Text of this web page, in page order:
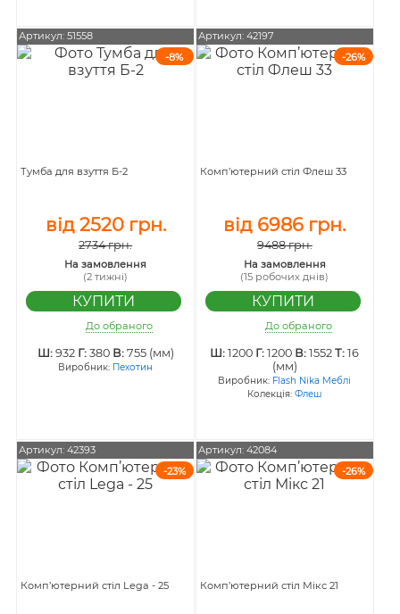
Артикул: 51558
-8%
Тумба для взуття Б-2
від 2520 грн.
2734 грн.
На замовлення
(2 тижні)
До обраного
Ш: 932Г: 380В: 755 (мм)
Виробник: Пехотин
Артикул: 42197
-26%
Комп’ютерний стіл Флеш 33
від 6986 грн.
9488 грн.
На замовлення
(15 робочих днів)
До обраного
Ш:1200 Г:1200 В:1552 Т:16
(мм)
Виробник: Flash Nika Меблі
Колекція: Флеш
Артикул: 42393
-23%
Комп’ютерний стіл Lega - 25
Артикул: 42084
-26%
Комп’ютерний стіл Мікс 21